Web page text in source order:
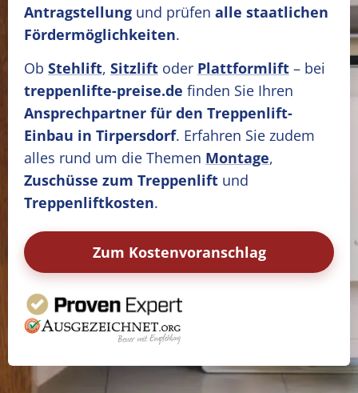
Antragstellung und prüfen alle staatlichen
Fördermöglichkeiten.
Ob Stehlift, Sitzlift oder Plattformlift – bei
treppenlifte-preise.de finden Sie Ihren
Ansprechpartner für den Treppenlift-
Einbau in Tirpersdorf. Erfahren Sie zudem
alles rund um die Themen Montage,
Zuschüsse zum Treppenlift und
Treppenliftkosten.
Zum Kostenvoranschlag